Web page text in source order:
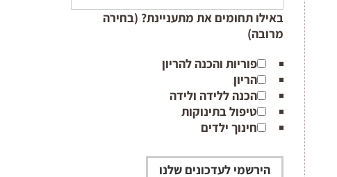
באילו תחומים את מתעניינת? (בחירה
מרובה)
פוריות והכנה להריון
הריון
הכנה ללידה ולידה
טיפול בתינוקות
חינוך ילדים